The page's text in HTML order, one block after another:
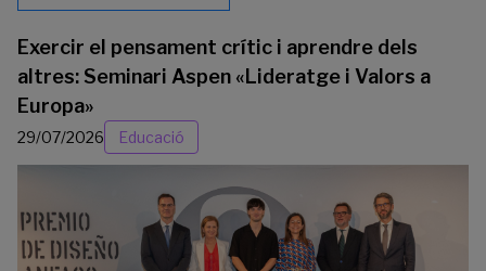
Exercir el pensament crític i aprendre dels
altres: Seminari Aspen «Lideratge i Valors a
Europa»
29/07/2026 Educació